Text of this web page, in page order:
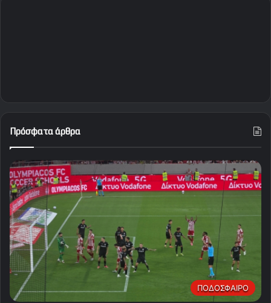
Πρόσφατα άρθρα
ΠΟΔΟΣΦΑΙΡΟ